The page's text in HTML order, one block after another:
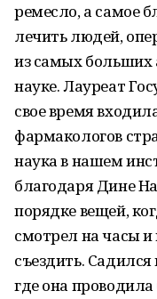
ремесло, а самое
лечить людей,
из самых больших
науке. Лауреат
свое время
фармакологов
наука в нашем
благодаря Дине
порядке вещей,
смотрел на часы и
съездить.
где она